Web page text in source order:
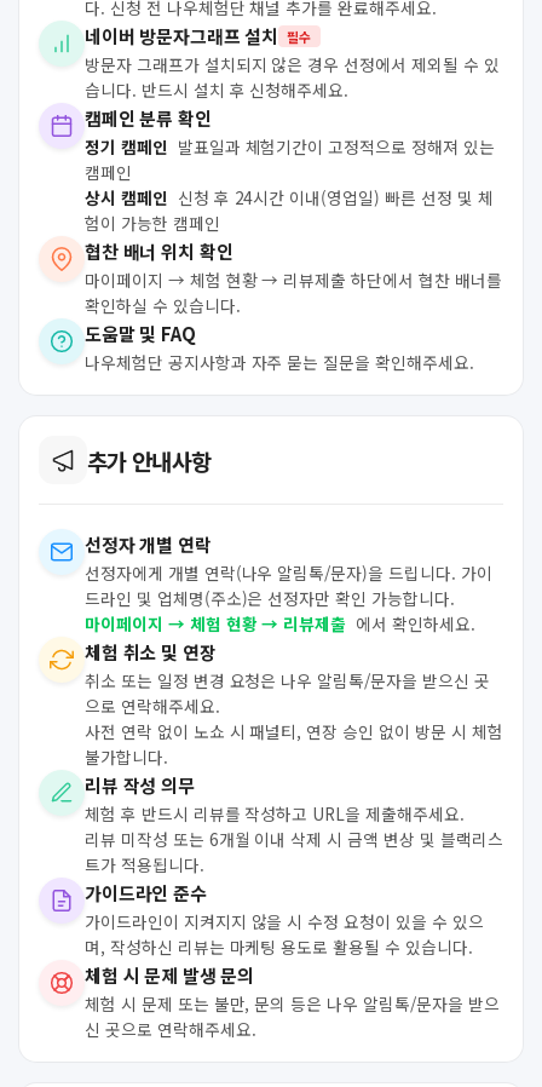
다. 신청 전 나우체험단 채널 추가를 완료해주세요.
네이버 방문자그래프 설치 필수
방문자 그래프가 설치되지 않은 경우 선정에서 제외될 수 있
습니다. 반드시 설치 후 신청해주세요.
캠페인 분류 확인
정기 캠페인 발표일과 체험기간이 고정적으로 정해져 있는
캠페인
상시 캠페인 신청 후 24시간 이내(영업일) 빠른 선정 및 체
험이 가능한 캠페인
협찬 배너 위치 확인
마이페이지 → 체험 현황 → 리뷰제출 하단에서 협찬 배너를
확인하실 수 있습니다.
도움말 및 FAQ
나우체험단 공지사항과 자주 묻는 질문을 확인해주세요.
추가 안내사항
선정자 개별 연락
선정자에게 개별 연락(나우 알림톡/문자)을 드립니다. 가이
드라인 및 업체명(주소)은 선정자만 확인 가능합니다.
마이페이지 → 체험 현황 → 리뷰제출 에서 확인하세요.
체험 취소 및 연장
취소 또는 일정 변경 요청은 나우 알림톡/문자을 받으신 곳
으로 연락해주세요.
사전 연락 없이 노쇼 시 패널티, 연장 승인 없이 방문 시 체험
불가합니다.
리뷰 작성 의무
체험 후 반드시 리뷰를 작성하고 URL을 제출해주세요.
리뷰 미작성 또는 6개월 이내 삭제 시 금액 변상 및 블랙리스
트가 적용됩니다.
가이드라인 준수
가이드라인이 지켜지지 않을 시 수정 요청이 있을 수 있으
며, 작성하신 리뷰는 마케팅 용도로 활용될 수 있습니다.
체험 시 문제 발생 문의
체험 시 문제 또는 불만, 문의 등은 나우 알림톡/문자을 받으
신 곳으로 연락해주세요.